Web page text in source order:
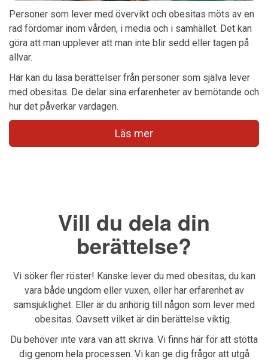
Personer som lever med övervikt och obesitas möts av en
rad fördomar inom vården, i media och i samhället. Det kan
göra att man upplever att man inte blir sedd eller tagen på
allvar.
Här kan du läsa berättelser från personer som själva lever
med obesitas. De delar sina erfarenheter av bemötande och
hur det påverkar vardagen.
Läs mer
Vill du dela din
berättelse?
Vi söker fler röster! Kanske lever du med obesitas, du kan
vara både ungdom eller vuxen, eller har erfarenhet av
samsjuklighet. Eller är du anhörig till någon som lever med
obesitas. Oavsett vilket är din berättelse viktig.
Du behöver inte vara van att skriva. Vi finns här för att stötta
dig genom hela processen. Vi kan ge dig frågor att utgå